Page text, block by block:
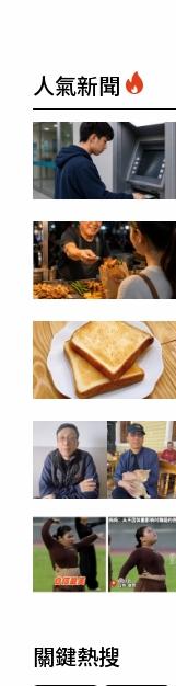
人氣新聞
關鍵熱搜